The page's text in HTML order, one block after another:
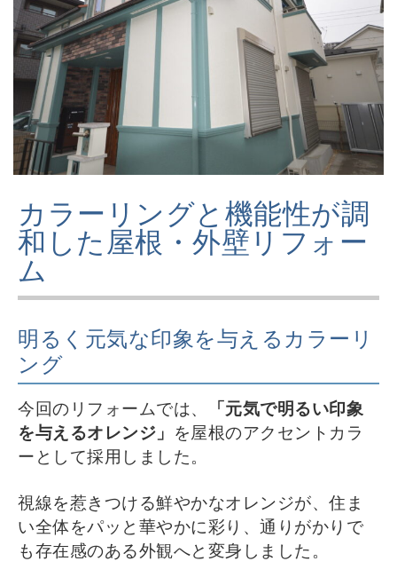
カラーリングと機能性が調
和した屋根・外壁リフォー
ム
明るく元気な印象を与えるカラーリ
ング
今回のリフォームでは、
「元気で明るい印象
を与えるオレンジ」 を屋根のアクセントカラ
ーとして採用しました。
視線を惹きつける鮮やかなオレンジが、住ま
い全体をパッと華やかに彩り、通りがかりで
も存在感のある外観へと変身しました。